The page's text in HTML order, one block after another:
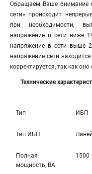
Обращаем Ваше внимание
сети» происходит
при необходимости,
напряжение в сети ниже
напряжение в сети выше
напряжение сети
корректируется, так как
Технические
Тип ИБП
Тип ИБП
Полная
мощность, ВА
1500